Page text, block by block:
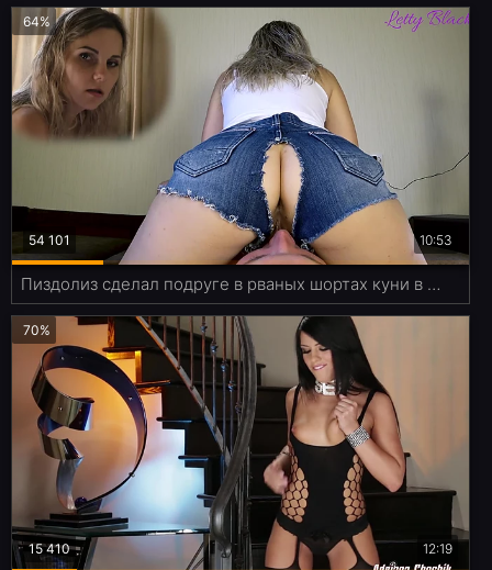
10:53
64%
54 101
Пиздолиз сделал подруге в рваных шортах куни в позе фейсситтинга
12:19
70%
15 410